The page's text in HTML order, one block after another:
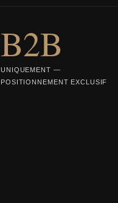
B2B
UNIQUEMENT —
POSITIONNEMENT EXCLUSIF